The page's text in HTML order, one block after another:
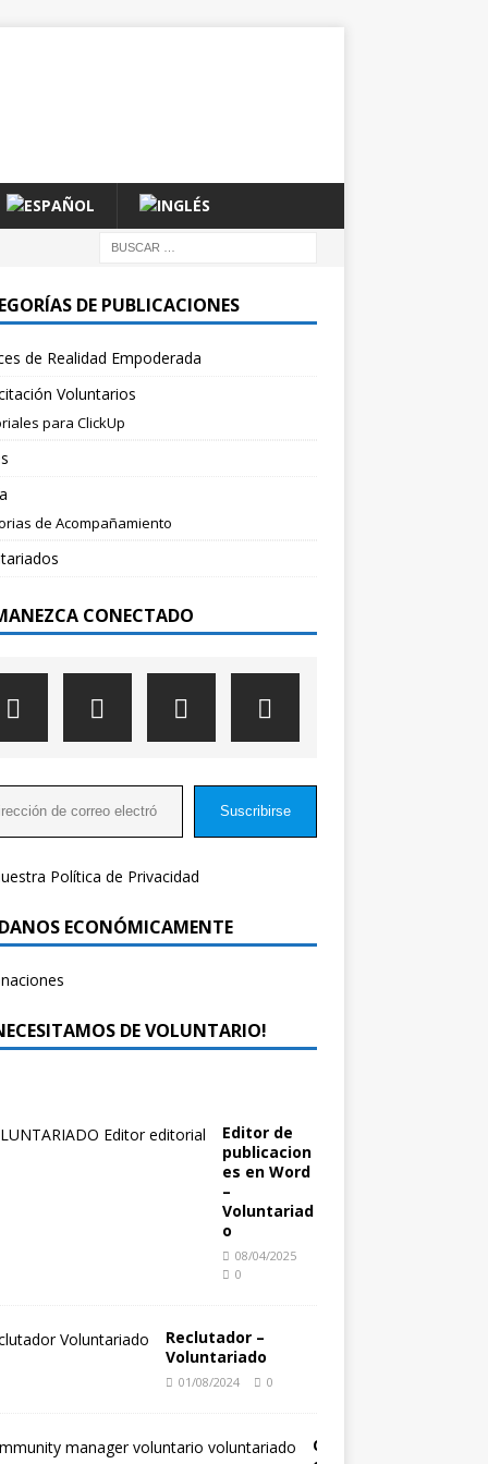
DE PUBLICACIONES
de Realidad Empoderada
Voluntarios
para ClickUp
de Acompañamiento
CONECTADO
Suscribirse
Política de Privacidad
ECONÓMICAMENTE
DE VOLUNTARIO!
Editor de
publicacion
es en Word
–
Voluntariad
o
08/04/2025
0
Reclutador –
Voluntariado
01/08/2024 0
C